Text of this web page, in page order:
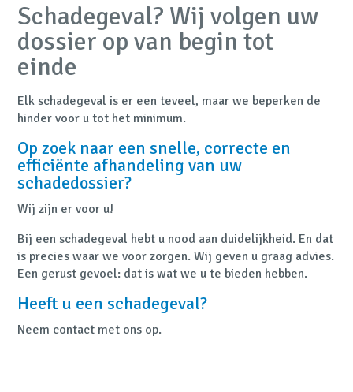
Schadegeval? Wij volgen uw
dossier op van begin tot
einde
Elk schadegeval is er een teveel, maar we beperken de
hinder voor u tot het minimum.
Op zoek naar een snelle, correcte en
efficiënte afhandeling van uw
schadedossier?
Wij zijn er voor u!
Bij een schadegeval hebt u nood aan duidelijkheid. En dat
is precies waar we voor zorgen. Wij geven u graag advies.
Een gerust gevoel: dat is wat we u te bieden hebben.
Heeft u een schadegeval?
Neem contact met ons op.